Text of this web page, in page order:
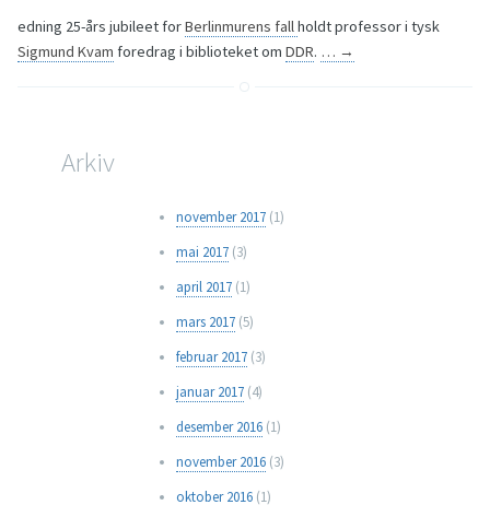
edning 25-års jubileet forBerlinmurens fallholdt professor i tysk
Sigmund Kvam foredrag i biblioteket om DDR. … →
Arkiv
november 2017(1)
mai 2017(3)
april 2017(1)
mars 2017(5)
februar 2017(3)
januar 2017(4)
desember 2016(1)
november 2016(3)
oktober 2016(1)